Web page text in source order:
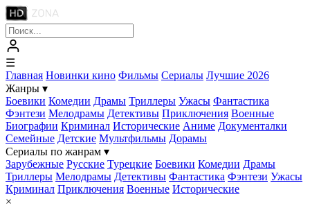
☰
Главная Новинки кино Фильмы Сериалы Лучшие 2026
Жанры ▾
Боевики Комедии Драмы Триллеры Ужасы Фантастика
Фэнтези Мелодрамы Детективы Приключения Военные
Биографии Криминал Исторические Аниме Документалки
Семейные Детские Мультфильмы Дорамы
Сериалы по жанрам ▾
Зарубежные Русские Турецкие Боевики Комедии Драмы
Триллеры Мелодрамы Детективы Фантастика Фэнтези Ужасы
Криминал Приключения Военные Исторические
×